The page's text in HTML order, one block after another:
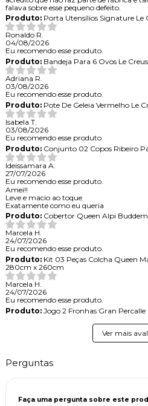
falava sobre esse pequeno defeito.
Produto:Porta Utensílios Signature Le
Ronaldo R.
04/08/2026
Eu recomendo esse produto.
Produto:Bandeja Para 6 Ovos Le
Adriana R.
03/08/2026
Eu recomendo esse produto.
Produto:Pote De Geleia Vermelho Le
Isabela T.
03/08/2026
Eu recomendo esse produto.
Produto:Conjunto 02 Copos Ribeiro
Ideissamara A.
27/07/2026
Eu recomendo esse produto.
Amei!!
Leve e macio ao toque
Exatamente como eu queria
Produto:Cobertor Queen Alpi
Marcela H.
24/07/2026
Eu recomendo esse produto.
Produto:Kit 03 Peças Colcha Queen
280cm x 260cm
Marcela H.
24/07/2026
Eu recomendo esse produto.
Produto:Jogo 2 Fronhas Gran
Ver mais
Perguntas
Faça uma pergunta sobre este